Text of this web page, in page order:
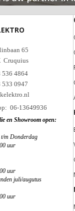
65
Cruquius
4864
533 0947
06-13649936
en Showroom open:
m Donderdag
uur
uur
juli/augutus
uur